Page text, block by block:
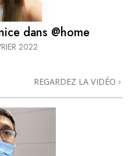
dans @home
2022
REGARDEZ LA VIDÉO